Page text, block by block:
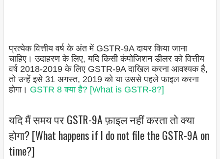
प्रत्येक वित्तीय वर्ष के अंत में GSTR-9A दायर किया जाना
चाहिए। उदाहरण के लिए, यदि किसी कंपोजिशन डीलर को वित्तीय
वर्ष 2018-2019 के लिए GSTR-9A दाखिल करना आवश्यक है,
तो उन्हें इसे 31 अगस्त, 2019 को या उससे पहले फाइल करना
होगा। GSTR 8 क्या है? [What is GSTR-8?]
यदि मैं समय पर GSTR-9A फ़ाइल नहीं करता तो क्या
होगा? [What happens if I do not file the GSTR-9A on
time?]